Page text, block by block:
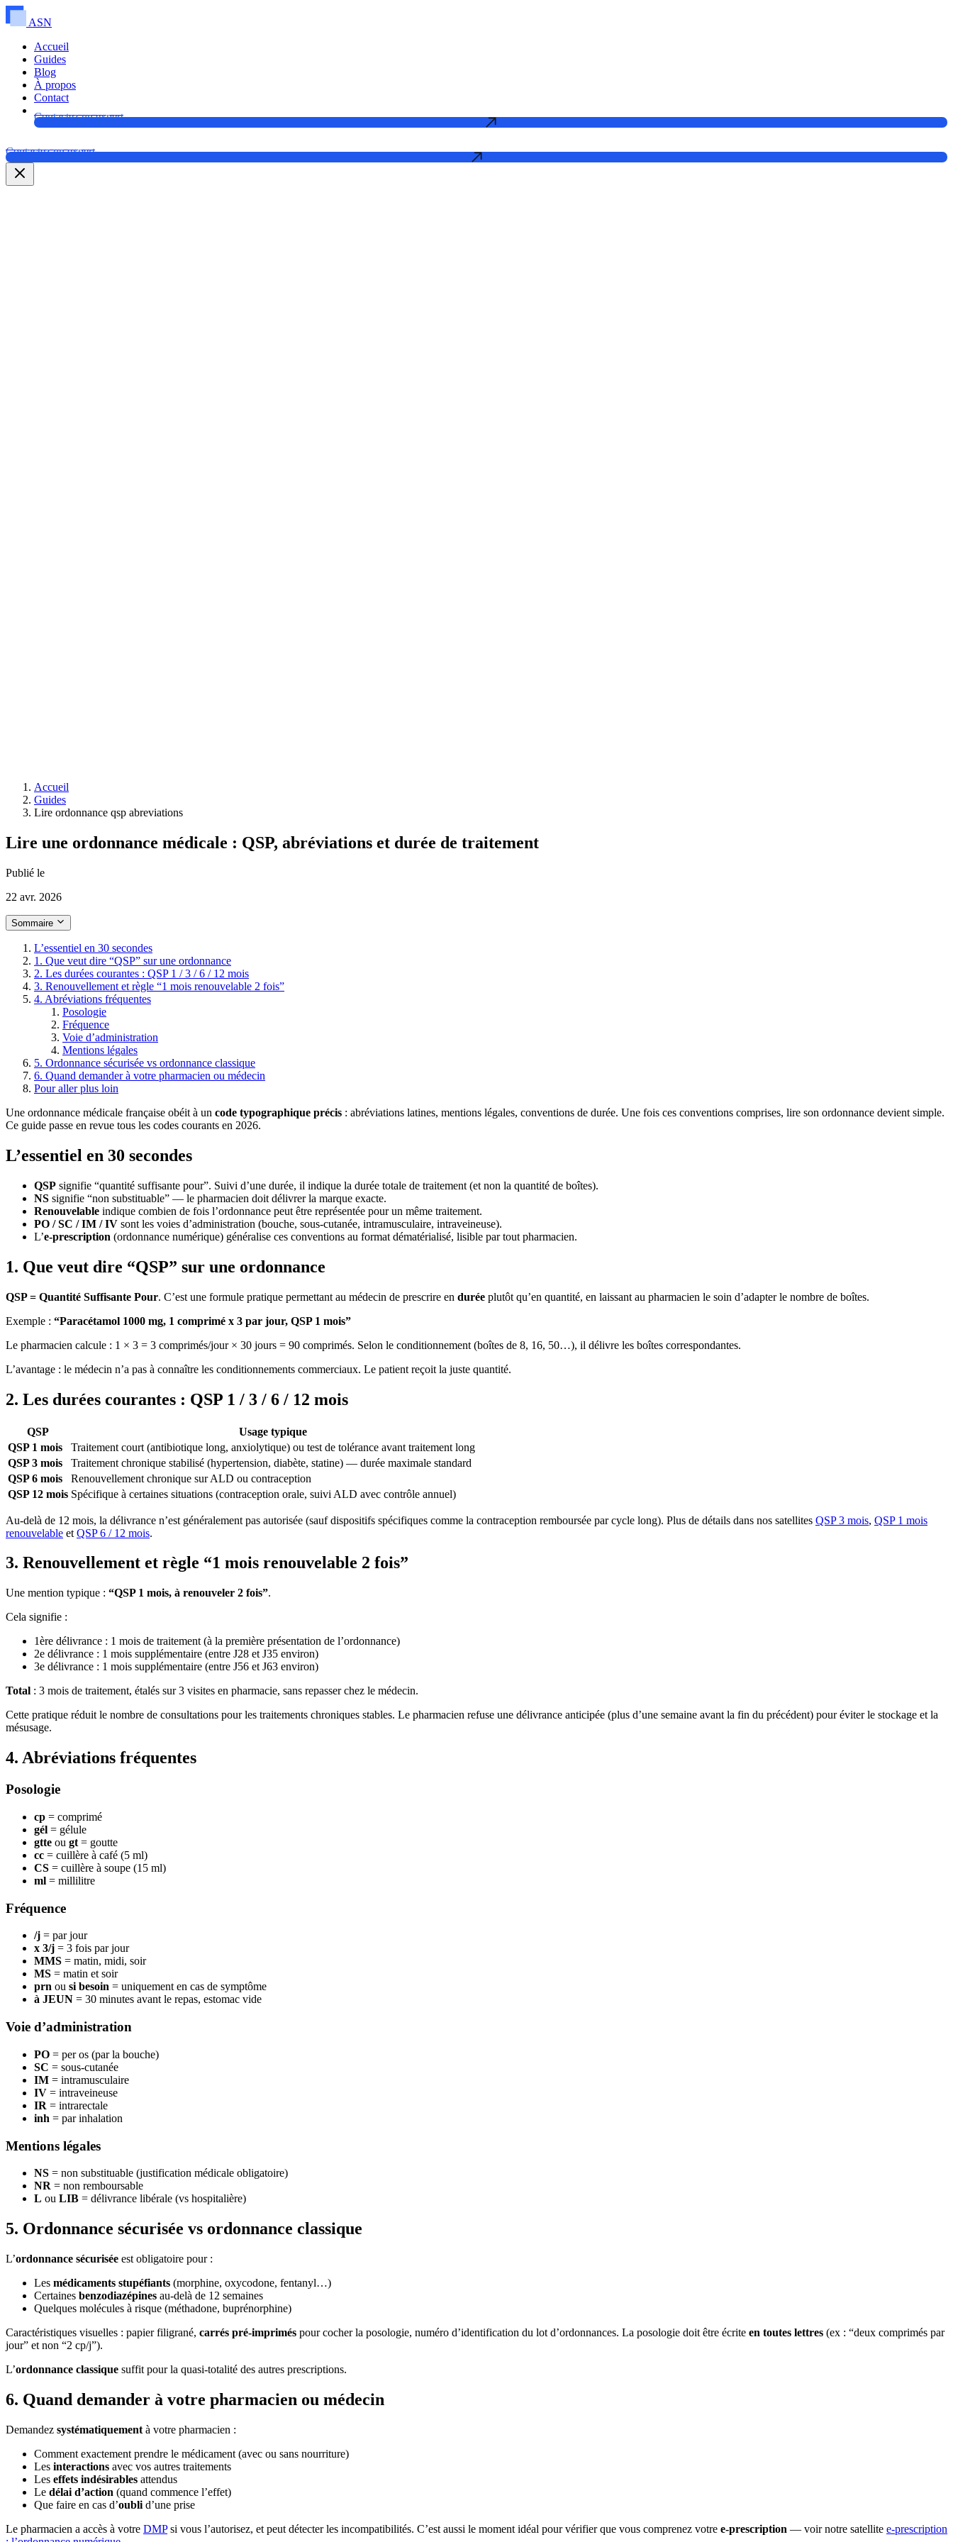
ASN
Accueil
Guides
Blog
À propos
Contact
Contactez un expert
Contactez un expert
Accueil
Guides
Lire ordonnance qsp abreviations
Lire une ordonnance médicale : QSP, abréviations et durée de traitement
Publié le
22 avr. 2026
Sommaire
L’essentiel en 30 secondes
1. Que veut dire “QSP” sur une ordonnance
2. Les durées courantes : QSP 1 / 3 / 6 / 12 mois
3. Renouvellement et règle “1 mois renouvelable 2 fois”
4. Abréviations fréquentes
Posologie
Fréquence
Voie d’administration
Mentions légales
5. Ordonnance sécurisée vs ordonnance classique
6. Quand demander à votre pharmacien ou médecin
Pour aller plus loin
Une ordonnance médicale française obéit à un code typographique précis : abréviations latines, mentions légales, conventions de durée. Une fois ces conventions comprises, lire son ordonnance devient simple.
Ce guide passe en revue tous les codes courants en 2026.
L’essentiel en 30 secondes
QSP signifie “quantité suffisante pour”. Suivi d’une durée, il indique la durée totale de traitement (et non la quantité de boîtes).
NS signifie “non substituable” — le pharmacien doit délivrer la marque exacte.
Renouvelable indique combien de fois l’ordonnance peut être représentée pour un même traitement.
PO / SC / IM / IV sont les voies d’administration (bouche, sous-cutanée, intramusculaire, intraveineuse).
L’e-prescription (ordonnance numérique) généralise ces conventions au format dématérialisé, lisible par tout pharmacien.
1. Que veut dire “QSP” sur une ordonnance
QSP = Quantité Suffisante Pour. C’est une formule pratique permettant au médecin de prescrire en durée plutôt qu’en quantité, en laissant au pharmacien le soin d’adapter le nombre de boîtes.
Exemple : “Paracétamol 1000 mg, 1 comprimé x 3 par jour, QSP 1 mois”
Le pharmacien calcule : 1 × 3 = 3 comprimés/jour × 30 jours = 90 comprimés. Selon le conditionnement (boîtes de 8, 16, 50…), il délivre les boîtes correspondantes.
L’avantage : le médecin n’a pas à connaître les conditionnements commerciaux. Le patient reçoit la juste quantité.
2. Les durées courantes : QSP 1 / 3 / 6 / 12 mois
QSP
Usage typique
QSP 1 mois
Traitement court (antibiotique long, anxiolytique) ou test de tolérance avant traitement long
QSP 3 mois
Traitement chronique stabilisé (hypertension, diabète, statine) — durée maximale standard
QSP 6 mois
Renouvellement chronique sur ALD ou contraception
QSP 12 mois Spécifique à certaines situations (contraception orale, suivi ALD avec contrôle annuel)
Au-delà de 12 mois, la délivrance n’est généralement pas autorisée (sauf dispositifs spécifiques comme la contraception remboursée par cycle long). Plus de détails dans nos satellites QSP 3 mois, QSP 1 mois
renouvelable et QSP 6 / 12 mois.
3. Renouvellement et règle “1 mois renouvelable 2 fois”
Une mention typique : “QSP 1 mois, à renouveler 2 fois”.
Cela signifie :
1ère délivrance : 1 mois de traitement (à la première présentation de l’ordonnance)
2e délivrance : 1 mois supplémentaire (entre J28 et J35 environ)
3e délivrance : 1 mois supplémentaire (entre J56 et J63 environ)
Total : 3 mois de traitement, étalés sur 3 visites en pharmacie, sans repasser chez le médecin.
Cette pratique réduit le nombre de consultations pour les traitements chroniques stables. Le pharmacien refuse une délivrance anticipée (plus d’une semaine avant la fin du précédent) pour éviter le stockage et la
mésusage.
4. Abréviations fréquentes
Posologie
cp = comprimé
gél = gélule
gtte ou gt = goutte
cc = cuillère à café (5 ml)
CS = cuillère à soupe (15 ml)
ml = millilitre
Fréquence
/j = par jour
x 3/j = 3 fois par jour
MMS = matin, midi, soir
MS = matin et soir
prn ou si besoin = uniquement en cas de symptôme
à JEUN = 30 minutes avant le repas, estomac vide
Voie d’administration
PO = per os (par la bouche)
SC = sous-cutanée
IM = intramusculaire
IV = intraveineuse
IR = intrarectale
inh = par inhalation
Mentions légales
NS = non substituable (justification médicale obligatoire)
NR = non remboursable
L ou LIB = délivrance libérale (vs hospitalière)
5. Ordonnance sécurisée vs ordonnance classique
L’ordonnance sécurisée est obligatoire pour :
Les médicaments stupéfiants (morphine, oxycodone, fentanyl…)
Certaines benzodiazépines au-delà de 12 semaines
Quelques molécules à risque (méthadone, buprénorphine)
Caractéristiques visuelles : papier filigrané, carrés pré-imprimés pour cocher la posologie, numéro d’identification du lot d’ordonnances. La posologie doit être écrite en toutes lettres (ex : “deux comprimés par
jour” et non “2 cp/j”).
L’ordonnance classique suffit pour la quasi-totalité des autres prescriptions.
6. Quand demander à votre pharmacien ou médecin
Demandez systématiquement à votre pharmacien :
Comment exactement prendre le médicament (avec ou sans nourriture)
Les interactions avec vos autres traitements
Les effets indésirables attendus
Le délai d’action (quand commence l’effet)
Que faire en cas d’oubli d’une prise
Le pharmacien a accès à votre DMPsi vous l’autorisez, et peut détecter les incompatibilités. C’est aussi le moment idéal pour vérifier que vous comprenez votre e-prescription — voir notre satellite e-prescription